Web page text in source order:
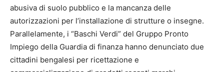
abusiva di suolo pubblico e la mancanza delle
autorizzazioni per l’installazione di strutture o insegne.
Parallelamente, i “Baschi Verdi” del Gruppo Pronto
Impiego della Guardia di finanza hanno denunciato due
cittadini bengalesi per ricettazione e